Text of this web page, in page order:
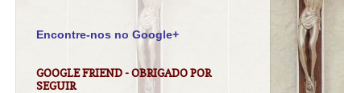
Encontre-nos no Google+
GOOGLE FRIEND - OBRIGADO POR
SEGUIR